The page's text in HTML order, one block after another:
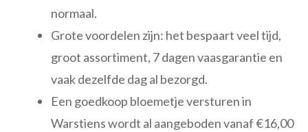
normaal.
Grote voordelen zijn: het bespaart veel tijd,
groot assortiment, 7 dagen vaasgarantie en
vaak dezelfde dag al bezorgd.
Een goedkoop bloemetje versturen in
Warstiens wordt al aangeboden vanaf €16,00